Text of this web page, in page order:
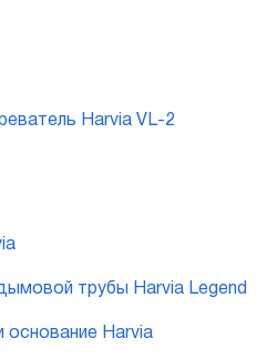
Harvia VL-2
трубы Harvia Legend
Harvia